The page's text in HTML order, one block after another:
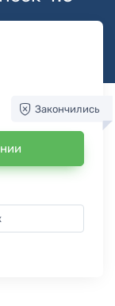
Закончились